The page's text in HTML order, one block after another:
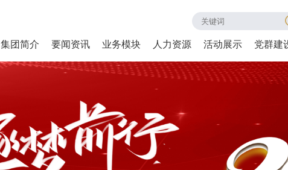
集团简介 要闻资讯 业务模块 人力资源 活动展示 党群建